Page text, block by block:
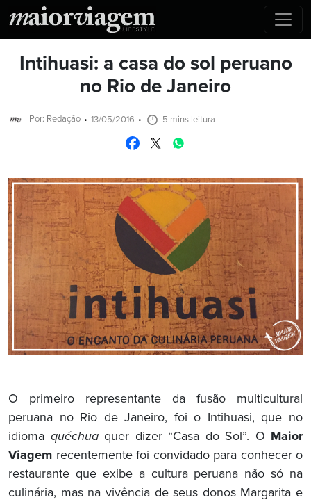
Intihuasi: a casa do sol peruano
no Rio de Janeiro
Por: Redação 13/05/2016 5 mins leitura
O primeiro representante da fusão multicultural
peruana no Rio de Janeiro, foi o Intihuasi, que no
idioma quéchua quer dizer “Casa do Sol”. O Maior
Viagem recentemente foi convidado para conhecer o
restaurante que exibe a cultura peruana não só na
culinária, mas na vivência de seus donos Margarita e